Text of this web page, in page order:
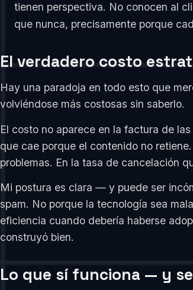
tienen perspectiva. No conocen al
que nunca, precisamente porque
El verdadero costo
Hay una paradoja en todo esto que
volviéndose más costosas sin saberlo.
El costo no aparece en la factura de
que cae porque el contenido no
problemas. En la tasa de cancelación
Mi postura es clara — y puede ser
spam. No porque la tecnología sea
eficiencia cuando debería haberse
construyó bien.
Lo que sí funciona — y